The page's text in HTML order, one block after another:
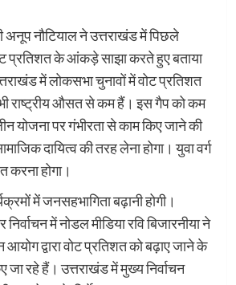
नौटियाल ने उत्तराखंड में पिछले
प्रतिशत के आंकड़े साझा करते हुए बताया
में लोकसभा चुनावों में वोट प्रतिशत
राष्ट्रीय औसत से कम हैं। इस गैप को कम
योजना पर गंभीरता से काम किए जाने की
दायित्व की तरह लेना होगा। युवा वर्ग
करना होगा।
में जनसहभागिता बढ़ानी होगी।
में नोडल मीडिया रवि बिजारनीया ने
आयोग द्वारा वोट प्रतिशत को बढ़ाए जाने के
जा रहे हैं। उत्तराखंड में मुख्य निर्वाचन